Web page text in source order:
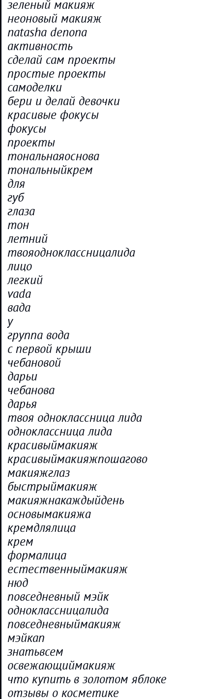
зеленый макияж
неоновый макияж
natasha denona
активность
сделай сам проекты
простые проекты
самоделки
бери и делай девочки
красивые фокусы
фокусы
проекты
тональнаяоснова
тональныйкрем
для
губ
глаза
тон
летний
твояодноклассницалида
лицо
легкий
vada
вада
у
группа вода
с первой крыши
чебановой
дарьи
чебанова
дарья
твоя одноклассница лида
одноклассница лида
красивыймакияж
красивыймакияжпошагово
макияжглаз
быстрыймакияж
макияжнакаждыйдень
основымакияжа
кремдлялица
крем
формалица
естественныймакияж
нюд
повседневный мэйк
одноклассницалида
повседневныймакияж
мэйкап
знатьвсем
освежающиймакияж
что купить в золотом яблоке
отзывы о косметике